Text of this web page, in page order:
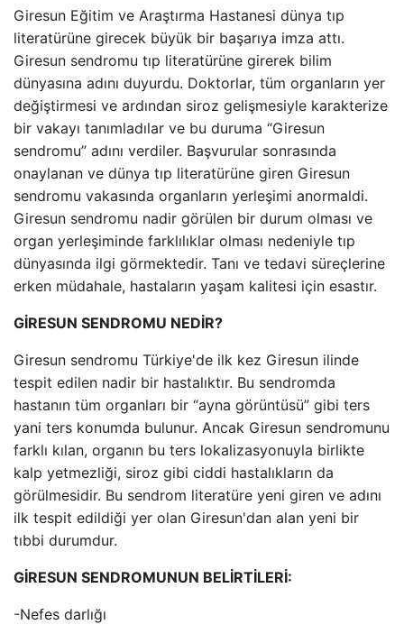
Giresun Eğitim ve Araştırma Hastanesi dünya tıp
literatürüne girecek büyük bir başarıya imza attı.
Giresun sendromu tıp literatürüne girerek bilim
dünyasına adını duyurdu. Doktorlar, tüm organların yer
değiştirmesi ve ardından siroz gelişmesiyle karakterize
bir vakayı tanımladılar ve bu duruma “Giresun
sendromu” adını verdiler. Başvurular sonrasında
onaylanan ve dünya tıp literatürüne giren Giresun
sendromu vakasında organların yerleşimi anormaldi.
Giresun sendromu nadir görülen bir durum olması ve
organ yerleşiminde farklılıklar olması nedeniyle tıp
dünyasında ilgi görmektedir. Tanı ve tedavi süreçlerine
erken müdahale, hastaların yaşam kalitesi için esastır.
GİRESUN SENDROMU NEDİR?
Giresun sendromu Türkiye'de ilk kez Giresun ilinde
tespit edilen nadir bir hastalıktır. Bu sendromda
hastanın tüm organları bir “ayna görüntüsü” gibi ters
yani ters konumda bulunur. Ancak Giresun sendromunu
farklı kılan, organın bu ters lokalizasyonuyla birlikte
kalp yetmezliği, siroz gibi ciddi hastalıkların da
görülmesidir. Bu sendrom literatüre yeni giren ve adını
ilk tespit edildiği yer olan Giresun'dan alan yeni bir
tıbbi durumdur.
GİRESUN SENDROMUNUN BELİRTİLERİ:
-Nefes darlığı